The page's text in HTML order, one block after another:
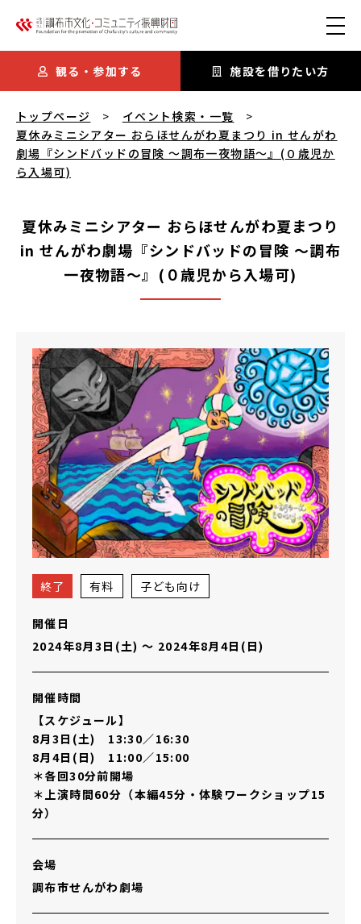
観る・参加する 施設を借りたい方
トップページ
イベント検索・一覧
夏休みミニシアター おらほせんがわ夏まつり in せんがわ
劇場『シンドバッドの冒険 ～調布一夜物語～』(０歳児か
ら入場可)
夏休みミニシアター おらほせんがわ夏まつり
in せんがわ劇場『シンドバッドの冒険 ～調布
一夜物語～』(０歳児から入場可)
夏休みミニシアター おらほせんがわ夏まつり in せんが
終了 有料 子ども向け
開催日
2024年8月3日(土) 〜 2024年8月4日(日)
開催時間
【スケジュール】
8月3日(土) 13:30／16:30
8月4日(日) 11:00／15:00
＊各回30分前開場
＊上演時間60分（本編45分・体験ワークショップ15
分）
会場
調布市せんがわ劇場
夏休みミニシアター おらほせんがわ夏まつり in せんがわ劇場